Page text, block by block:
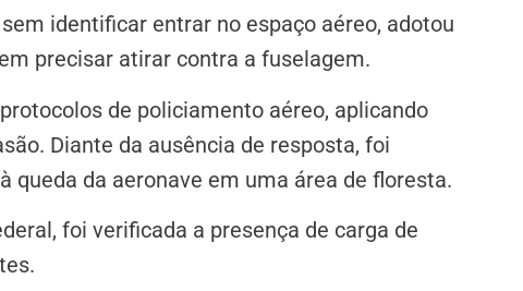
identificar entrar no espaço aéreo, adotou
precisar atirar contra a fuselagem.
de policiamento aéreo, aplicando
Diante da ausência de resposta, foi
queda da aeronave em uma área de floresta.
foi verificada a presença de carga de